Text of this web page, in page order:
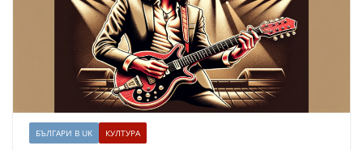
БЪЛГАРИ В UK КУЛТУРА